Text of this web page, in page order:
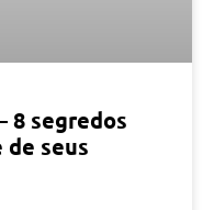
8 segredos
de seus